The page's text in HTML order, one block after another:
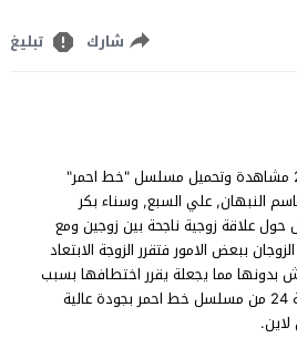
شارك تبليغ
مسلسل خط احمر الحلقة 24 مشاهدة وتحميل مسلسل "خط احمر"
جاسم النبهان, علي السبع, وسناء بكر
علاقة زوجية ناجحة بين زوجين ومع
ببعض الامور فتقرر الزوجة الابتعاد
مما يجعلة يقرر اختطافها بسبب
حبة الكبير لها، شاهد الحلقة 24 من مسلسل خط احمر بجودة عالية